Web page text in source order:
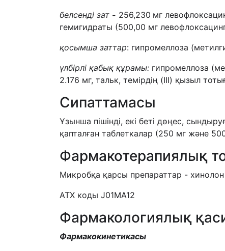
белсенді зат - 256,230 мг
гемигидраты (500,00 мг
қосымша заттар: гипромеллоза
үлбірлі қабық құрамы: гипромеллоза
2.176 мг, тальк, темірдің (III) қызыл
Сипаттамасы
Ұзынша пішінді, екі беті дөңес,
қапталған таблеткалар (250 мг және
Фармакотерапиялық
Микробқа қарсы препараттар -
АТХ коды J01MA12
Фармакологиялық
Фармакокинетикасы